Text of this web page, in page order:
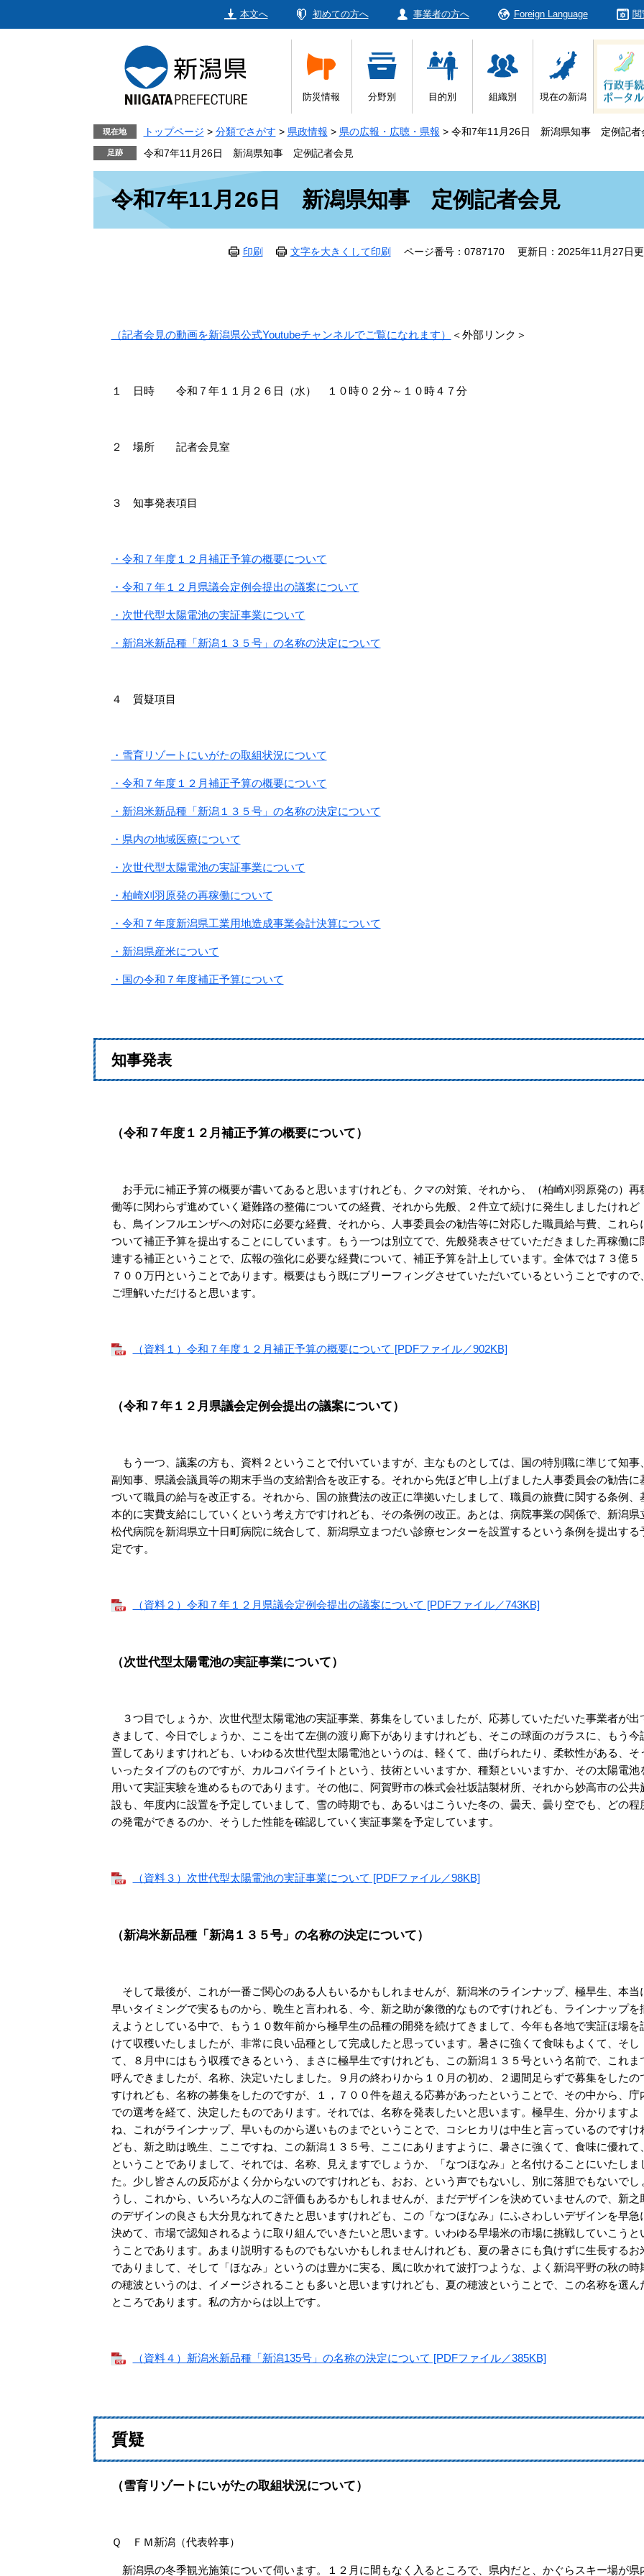
本文へ 初めての方へ 事業者の方へ Foreign Language 閲
防災情報 分野別 目的別 組織別 現在の新潟
現在地 トップページ > 分類でさがす > 県政情報 > 県の広報・広聴・県報 > 令和7年11月26日 新潟県知事 定例記者
令和7年11月26日 新潟県知事 定例記者会見
令和7年11月26日 新潟県知事 定例記者会見
印刷 文字を大きくして印刷 ページ番号：0787170 更新日：2025年11月27日
（記者会見の動画を新潟県公式Youtubeチャンネルでご覧になれます） ＜外部リンク＞
１ 日時 令和７年１１月２６日（水） １０時０２分～１０時４７分
２ 場所 記者会見室
３ 知事発表項目​
・令和７年度１２月補正予算の概要について
・令和７年１２月県議会定例会提出の議案について
・次世代型太陽電池の実証事業について
・新潟米新品種「新潟１３５号」の名称の決定について
４ 質疑項目
・雪育リゾートにいがたの取組状況について
・令和７年度１２月補正予算の概要について
・新潟米新品種「新潟１３５号」の名称の決定について
・県内の地域医療について
・次世代型太陽電池の実証事業について
・柏崎刈羽原発の再稼働について
・令和７年度新潟県工業用地造成事業会計決算について
・新潟県産米について
・国の令和７年度補正予算について
知事発表
（令和７年度１２月補正予算の概要について）
お手元に補正予算の概要が書いてあると思いますけれども、クマの対策、それから、（柏崎刈羽原発の）再
働等に関わらず進めていく避難路の整備についての経費、それから先般、２件立て続けに発生しましたけれど
も、鳥インフルエンザへの対応に必要な経費、それから、人事委員会の勧告等に対応した職員給与費、これら
ついて補正予算を提出することにしています。もう一つは別立てで、先般発表させていただきました再稼働に
連する補正ということで、広報の強化に必要な経費について、補正予算を計上しています。全体では７３億５
７００万円ということであります。概要はもう既にブリーフィングさせていただいているということですので、
ご理解いただけると思います。
（資料１）令和７年度１２月補正予算の概要について [PDFファイル／902KB]
（令和７年１２月県議会定例会提出の議案について）
もう一つ、議案の方も、資料２ということで付いていますが、主なものとしては、国の特別職に準じて知事、
副知事、県議会議員等の期末手当の支給割合を改正する。それから先ほど申し上げました人事委員会の勧告に
づいて職員の給与を改正する。それから、国の旅費法の改正に準拠いたしまして、職員の旅費に関する条例、
本的に実費支給にしていくという考え方ですけれども、その条例の改正。あとは、病院事業の関係で、新潟県
松代病院を新潟県立十日町病院に統合して、新潟県立まつだい診療センターを設置するという条例を提出する
定です。
（資料２）令和７年１２月県議会定例会提出の議案について [PDFファイル／743KB]
（次世代型太陽電池の実証事業について）
３つ目でしょうか、次世代型太陽電池の実証事業、募集をしていましたが、応募していただいた事業者が出
きまして、今日でしょうか、ここを出て左側の渡り廊下がありますけれども、そこの球面のガラスに、もう今
置してありますけれども、いわゆる次世代型太陽電池というのは、軽くて、曲げられたり、柔軟性がある、そ
いったタイプのものですが、カルコパイライトという、技術といいますか、種類といいますか、その太陽電池
用いて実証実験を進めるものであります。その他に、阿賀野市の株式会社坂詰製材所、それから妙高市の公共
設も、年度内に設置を予定していまして、雪の時期でも、あるいはこういた冬の、曇天、曇り空でも、どの程
の発電ができるのか、そうした性能を確認していく実証事業を予定しています。
（資料３）次世代型太陽電池の実証事業について [PDFファイル／98KB]
（新潟米新品種「新潟１３５号」の名称の決定について）
そして最後が、これが一番ご関心のある人もいるかもしれませんが、新潟米のラインナップ、極早生、本当
早いタイミングで実るものから、晩生と言われる、今、新之助が象徴的なものですけれども、ラインナップを
えようとしている中で、もう１０数年前から極早生の品種の開発を続けてきまして、今年も各地で実証ほ場を
けて収穫いたしましたが、非常に良い品種として完成したと思っています。暑さに強くて食味もよくて、そし
て、８月中にはもう収穫できるという、まさに極早生ですけれども、この新潟１３５号という名前で、これま
呼んできましたが、名称、決定いたしました。９月の終わりから１０月の初め、２週間足らずで募集をしたの
すけれども、名称の募集をしたのですが、１，７００件を超える応募があったということで、その中から、庁
での選考を経て、決定したものであります。それでは、名称を発表したいと思います。極早生、分かりますよ
ね、これがラインナップ、早いものから遅いものまでということで、コシヒカリは中生と言っているのですけ
ども、新之助は晩生、ここですね、この新潟１３５号、ここにありますように、暑さに強くて、食味に優れて、
ということでありまして、それでは、名称、見えますでしょうか、「なつほなみ」と名付けることにいたしま
た。少し皆さんの反応がよく分からないのですけれども、おお、という声でもないし、別に落胆でもないでし
うし、これから、いろいろな人のご評価もあるかもしれませんが、まだデザインを決めていませんので、新之
のデザインの良さも大分見なれてきたと思いますけれども、この「なつほなみ」にふさわしいデザインを早急
決めて、市場で認知されるように取り組んでいきたいと思います。いわゆる早場米の市場に挑戦していこうと
うことであります。あまり説明するものでもないかもしれませんけれども、夏の暑さにも負けずに生長するお
でありまして、そして「ほなみ」というのは豊かに実る、風に吹かれて波打つような、よく新潟平野の秋の時
の穂波というのは、イメージされることも多いと思いますけれども、夏の穂波ということで、この名称を選ん
ところであります。私の方からは以上です。
（資料４）新潟米新品種「新潟135号」の名称の決定について [PDFファイル／385KB]
質疑
（雪育リゾートにいがたの取組状況について）
Ｑ ＦＭ新潟（代表幹事）
新潟県の冬季観光施策について伺います。１２月に間もなく入るところで、県内だと、かぐらスキー場が県